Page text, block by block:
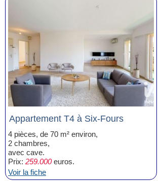
Appartement T4 à Six-Fours
4 pièces, de 70 m² environ,
2 chambres,
avec cave.
Prix: 259.000euros.
Voir la fiche